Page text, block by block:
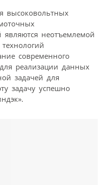
высоковольтных
являются неотъемлемой
современного
реализации данных
задачей для
задачу успешно